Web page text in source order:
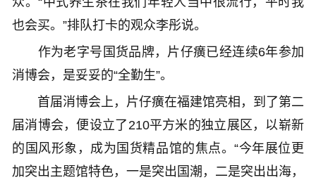
也会买。”排队打卡的观众李彤说。
作为老字号国货品牌，片仔癀已经连续6年参加
消博会，是妥妥的“全勤生”。
首届消博会上，片仔癀在福建馆亮相，到了第二
届消博会，便设立了210平方米的独立展区，以崭新
的国风形象，成为国货精品馆的焦点。“今年展位更
加突出主题馆特色，一是突出国潮，二是突出出海，